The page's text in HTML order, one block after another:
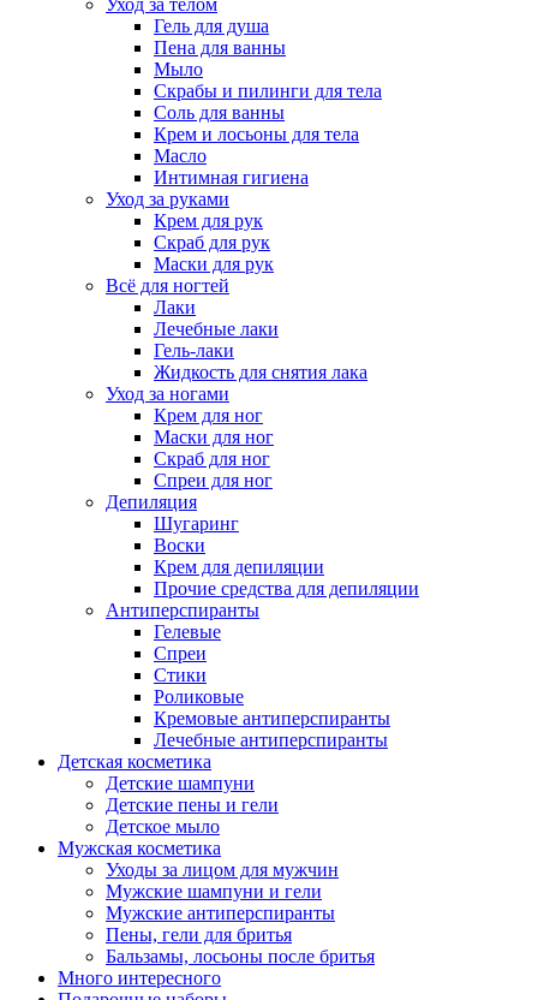
Гель для душа
Пена для ванны
Мыло
Скрабы и пилинги для тела
Соль для ванны
Крем и лосьоны для тела
Масло
Интимная гигиена
Уход за руками
Крем для рук
Скраб для рук
Маски для рук
Всё для ногтей
Лаки
Лечебные лаки
Гель-лаки
Жидкость для снятия лака
Уход за ногами
Крем для ног
Маски для ног
Скраб для ног
Спреи для ног
Депиляция
Шугаринг
Воски
Крем для депиляции
Прочие средства для депиляции
Антиперспиранты
Гелевые
Спреи
Стики
Роликовые
Кремовые антиперспиранты
Лечебные антиперспиранты
Детская косметика
Детские шампуни
Детские пены и гели
Детское мыло
Мужская косметика
Уходы за лицом для мужчин
Мужские шампуни и гели
Мужские антиперспиранты
Пены, гели для бритья
Бальзамы, лосьоны после бритья
Много интересного